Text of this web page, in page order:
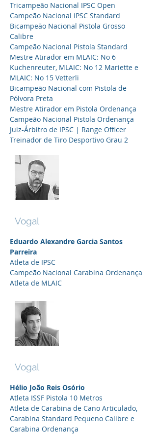
Tricampeão Nacional IPSC Open
Campeão Nacional IPSC Standard
Bicampeão Nacional Pistola Grosso
Calibre
Campeão Nacional Pistola Standard
Mestre Atirador em MLAIC: No 6
Kuchenreuter, MLAIC: No 12 Mariette e
MLAIC: No 15 Vetterli
Bicampeão Nacional com Pistola de
Pólvora Preta
Mestre Atirador em Pistola Ordenança
Campeão Nacional Pistola Ordenança
Juiz-Árbitro de IPSC | Range Officer
Treinador de Tiro Desportivo Grau 2
Vogal
Eduardo Alexandre Garcia Santos
Parreira
Atleta de IPSC
Campeão Nacional Carabina Ordenança
Atleta de MLAIC
Vogal
Hélio João Reis Osório
Atleta ISSF Pistola 10 Metros
Atleta de Carabina de Cano Articulado,
Carabina Standard Pequeno Calibre e
Carabina Ordenança